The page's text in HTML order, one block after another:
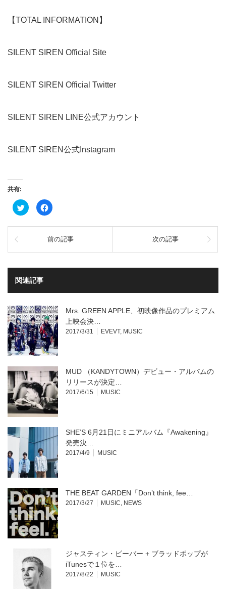
【TOTAL INFORMATION】
SILENT SIREN Official Site
SILENT SIREN Official Twitter
SILENT SIREN LINE公式アカウント
SILENT SIREN公式Instagram
共有:
ク
リ
共
(新
い
ウ
ウ
で
開
き
ま
す)
Facebook
で
る
に
ク
ッ
い
(新
し
い
ウ
ィ
ン
ド
ウ
開
き
ま
す)
前の記事 次の記事
関連記事
Mrs. GREEN APPLE、初映像作品のプレミアム
上映会決…
2017/3/31 EVEVT, MUSIC
MUD （KANDYTOWN）デビュー・アルバムの
リリースが決定…
2017/6/15 MUSIC
SHE’S 6月21日にミニアルバム『Awakening』
発売決…
2017/4/9 MUSIC
THE BEAT GARDEN「Don’t think, fee…
2017/3/27 MUSIC, NEWS
ジャスティン・ビーバー + ブラッドポップが
iTunesで１位を…
2017/8/22 MUSIC